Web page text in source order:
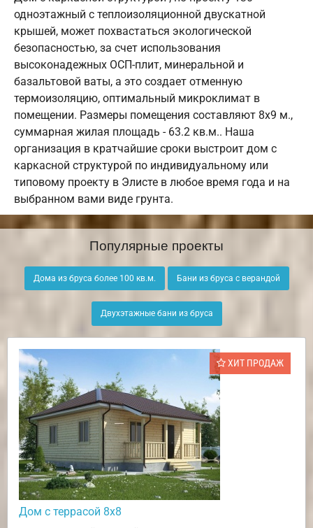
одноэтажный с теплоизоляционной двускатной
крышей, может похвастаться экологической
безопасностью, за счет использования
высоконадежных ОСП-плит, минеральной и
базальтовой ваты, а это создает отменную
термоизоляцию, оптимальный микроклимат в
помещении. Размеры помещения составляют 8х9 м.,
суммарная жилая площадь - 63.2 кв.м.. Наша
организация в кратчайшие сроки выстроит дом с
каркасной структурой по индивидуальному или
типовому проекту в Элисте в любое время года и на
выбранном вами виде грунта.
Популярные проекты
Дома из бруса более 100 кв.м. Бани из бруса с верандой
Двухэтажные бани из бруса
ХИТ ПРОДАЖ
Дом с террасой 8х8